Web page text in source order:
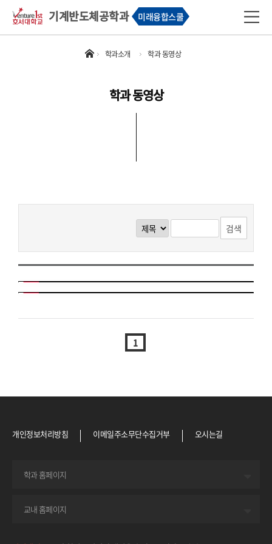
미래융합스쿨
기계반도체공학과
학과소개 학과 동영상
학과 동영상
검색
1
개인정보처리방침 이메일주소무단수집거부 오시는길
학과 홈페이지
기독교학과
중국학과
청소년문화·상담학과
교내 홈페이지
포털시스템
행정정보시스템